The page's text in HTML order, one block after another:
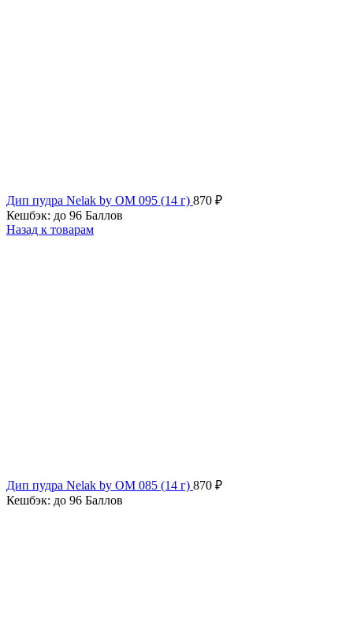
Дип пудра Nelak by OM 095 (14 г) 870 ₽
Кешбэк: до 96 Баллов
Назад к товарам
Дип пудра Nelak by OM 085 (14 г) 870 ₽
Кешбэк: до 96 Баллов